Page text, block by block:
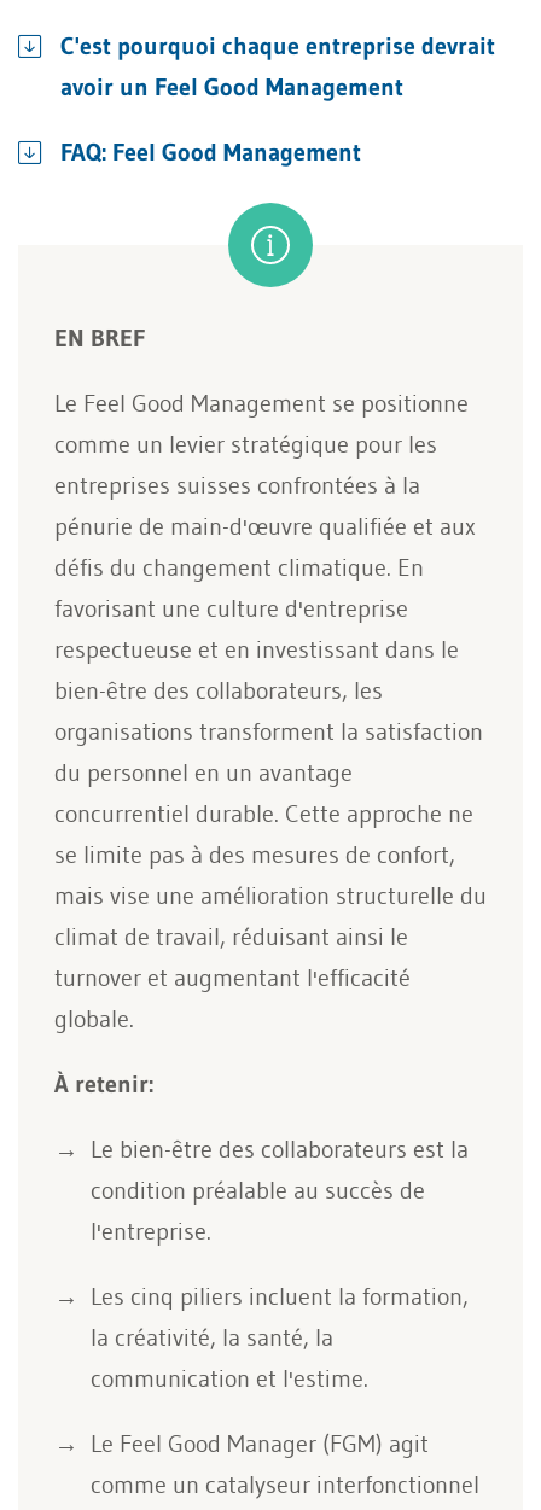
C'est pourquoi chaque entreprise devrait
avoir un Feel Good Management
FAQ: Feel Good Management
EN BREF
Le Feel Good Management se positionne
comme un levier stratégique pour les
entreprises suisses confrontées à la
pénurie de main-d'œuvre qualifiée et aux
défis du changement climatique. En
favorisant une culture d'entreprise
respectueuse et en investissant dans le
bien-être des collaborateurs, les
organisations transforment la satisfaction
du personnel en un avantage
concurrentiel durable. Cette approche ne
se limite pas à des mesures de confort,
mais vise une amélioration structurelle du
climat de travail, réduisant ainsi le
turnover et augmentant l'efficacité
globale.
À retenir:
Le bien-être des collaborateurs est la
condition préalable au succès de
l'entreprise.
Les cinq piliers incluent la formation,
la créativité, la santé, la
communication et l'estime.
Le Feel Good Manager (FGM) agit
comme un catalyseur interfonctionnel